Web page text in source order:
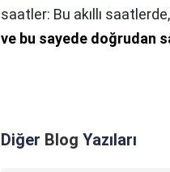
saatler: Bu akıllı saatlerde,
ve bu sayede doğrudan
Diğer Blog Yazıları